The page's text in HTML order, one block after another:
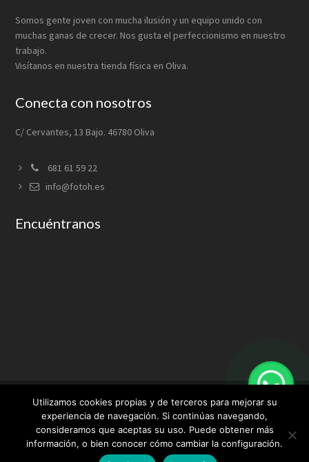
Somos gente joven con mucha ilusión y un equipo unido con
muchas ganas de crecer. Nos gusta el perfeccionismo en nuestro
trabajo.
Visítanos en nuestra tienda física en Oliva.
Conecta con nosotros
C/ Cervantes, 13 Bajo. 46780 Oliva
681 61 59 22
info@fotoh.es
Encuéntranos
Aviso Legal Condiciones de uso
Política de privacidad
Política de cookies
Utilizamos cookies propias y de terceros para mejorar su
experiencia de navegación. Si continúas navegando,
consideramos que aceptas su uso. Puede obtener más
información, o bien conocer cómo cambiar la configuración.